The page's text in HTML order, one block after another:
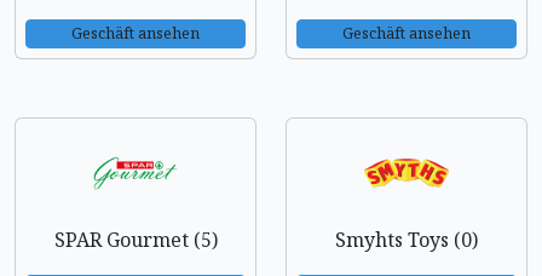
Geschäft ansehen Geschäft ansehen
SPAR Gourmet (5) Smyhts Toys (0)